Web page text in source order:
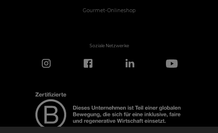
Gourmet-Onlineshop
Soziale Netzwerke